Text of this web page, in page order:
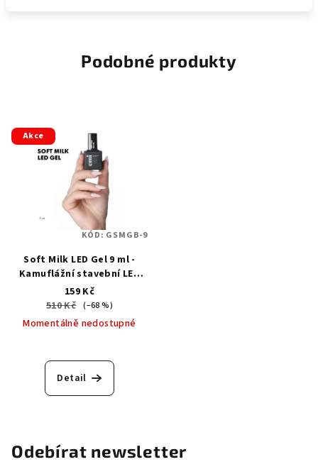
Podobné produkty
Akce
Soft Milk LED Gel 9 ml -
Kamuflážní stavební LED
gel v lahvičce
159 Kč
510 Kč (–68 %)
Momentálně nedostupné
Detail
KÓD: GSMGB-9
Odebírat newsletter